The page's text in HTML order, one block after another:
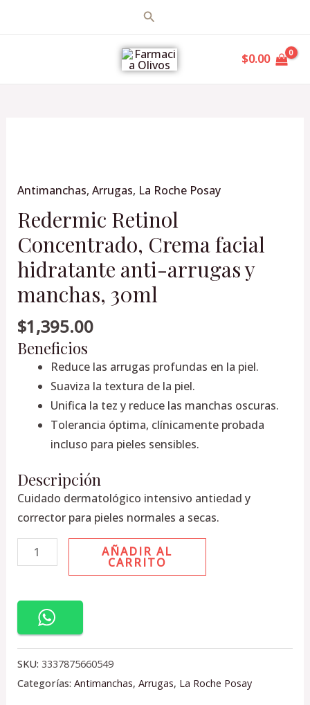
Buscar
$0.00
Antimanchas, Arrugas, La Roche Posay
Redermic Retinol
Concentrado, Crema facial
hidratante anti-arrugas y
manchas, 30ml
$1,395.00
Beneficios
Reduce las arrugas profundas en la piel.
Suaviza la textura de la piel.
Unifica la tez y reduce las manchas oscuras.
Tolerancia óptima, clínicamente probada
incluso para pieles sensibles.
Descripción
Cuidado dermatológico intensivo antiedad y
corrector para pieles normales a secas.
Crema
facial
hidratante
anti-
arrugas
y
manchas,
30ml
cantidad
AÑADIR AL
CARRITO
SKU: 3337875660549
Categorías: Antimanchas, Arrugas, La Roche Posay